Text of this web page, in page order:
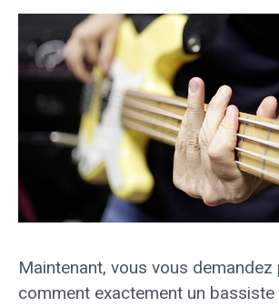
Maintenant, vous vous demandez
comment exactement un